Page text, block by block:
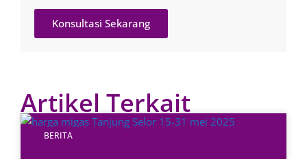
Konsultasi Sekarang
Artikel Terkait
BERITA